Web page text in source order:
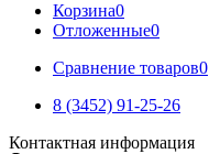
Корзина0
Отложенные0
Сравнение товаров0
8 (3452) 91-25-26
Контактная информация